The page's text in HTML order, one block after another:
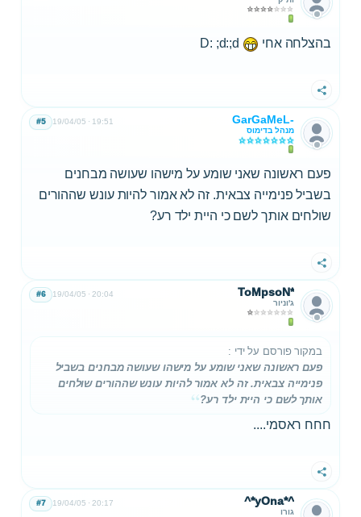
בהצלחה אחי
שתף
GarGaMeL-
מנהל בדימוס
19/04/05 19:51
#5
פעם ראשונה שאני שומע על מישהו שעושה מבחנים
בשביל פנימייה צבאית. זה לא אמור להיות עונש שההורים
שולחים אותך לשם כי היית ילד רע?
שתף
ToMpsoN*
ג'וניור
19/04/05 20:04
#6
במקור פורסם על ידי :
פעם ראשונה שאני שומע על מישהו שעושה מבחנים בשביל
פנימייה צבאית. זה לא אמור להיות עונש שההורים שולחים
אותך לשם כי היית ילד רע?
חחח ראסמי....
שתף
^*yOna*^
גורו
19/04/05 20:17
#7